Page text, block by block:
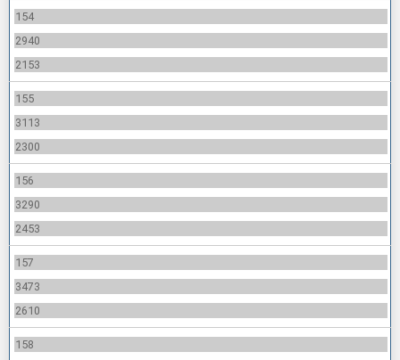
154
2940
2153
155
3113
2300
156
3290
2453
157
3473
2610
158